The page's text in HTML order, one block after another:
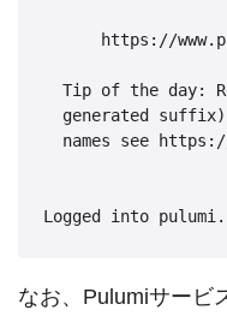
https://
Tip of the day:
generated
names see
なお、Pulumiサービ